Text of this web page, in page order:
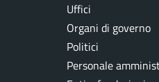
Uffici
Organi di governo
Politici
Personale